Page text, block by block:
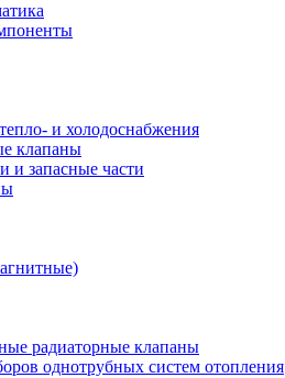
и холодоснабжения
клапаны
и запасные части
радиаторные клапаны
однотрубных систем отопления